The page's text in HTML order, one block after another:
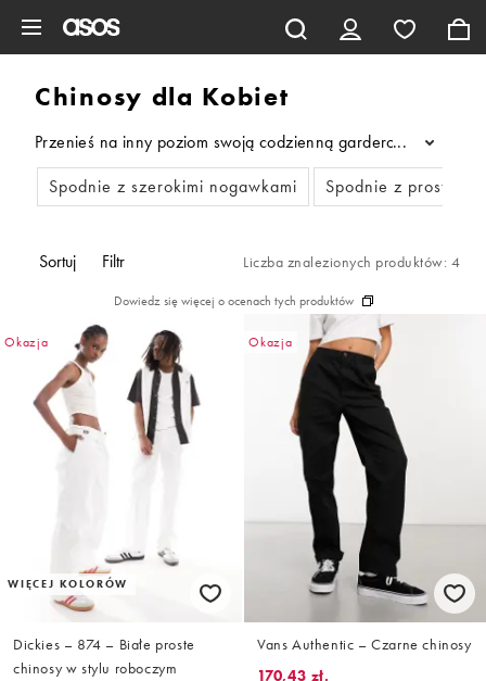
Chinosy dla Kobiet
Przenieś na inny poziom swoją codzienną garderobę dzięki
...
Spodnie z szerokimi nogawkami
Spodnie z prostymi
Sortuj Filtr Liczba znalezionych produktów: 4
Dowiedz się więcej o ocenach tych produktów
Okazja
WIĘCEJ KOLORÓW
Dickies – 874 – Białe proste
chinosy w stylu roboczym
Okazja
Vans Authentic – Czarne chinosy
170,43 zł.